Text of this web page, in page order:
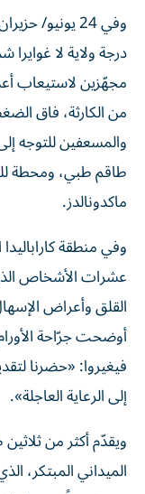
درجة ولاية لا
مجهّزين لاستيعاب
من الكارثة، فاق
والمسعفين للتوجه
طاقم طبي، ومحطة
ماكدونالدز.
وفي منطقة
عشرات الأشخاص
القلق وأعراض
فيغيروا: «حضرنا
إلى الرعاية العاجلة».
ويقدّم أكثر من
الميداني المبتكر،